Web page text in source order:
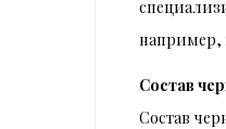
например,
Состав
Состав